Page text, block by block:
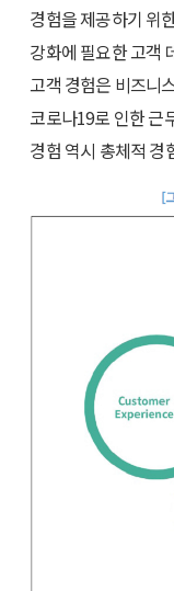
경험을 제공하기 위
강화에 필요한 고객
고객 경험은 비즈니
코로나19로 인한 근
경험 역시 총체적 경